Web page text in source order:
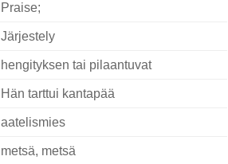
Praise;
Järjestely
hengityksen tai pilaantuvat
Hän tarttui kantapää
aatelismies
metsä, metsä